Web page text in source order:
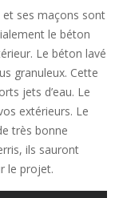
et ses maçons sont
le béton
Le béton lavé
granuleux. Cette
jets d’eau. Le
extérieurs. Le
très bonne
ils sauront
le projet.